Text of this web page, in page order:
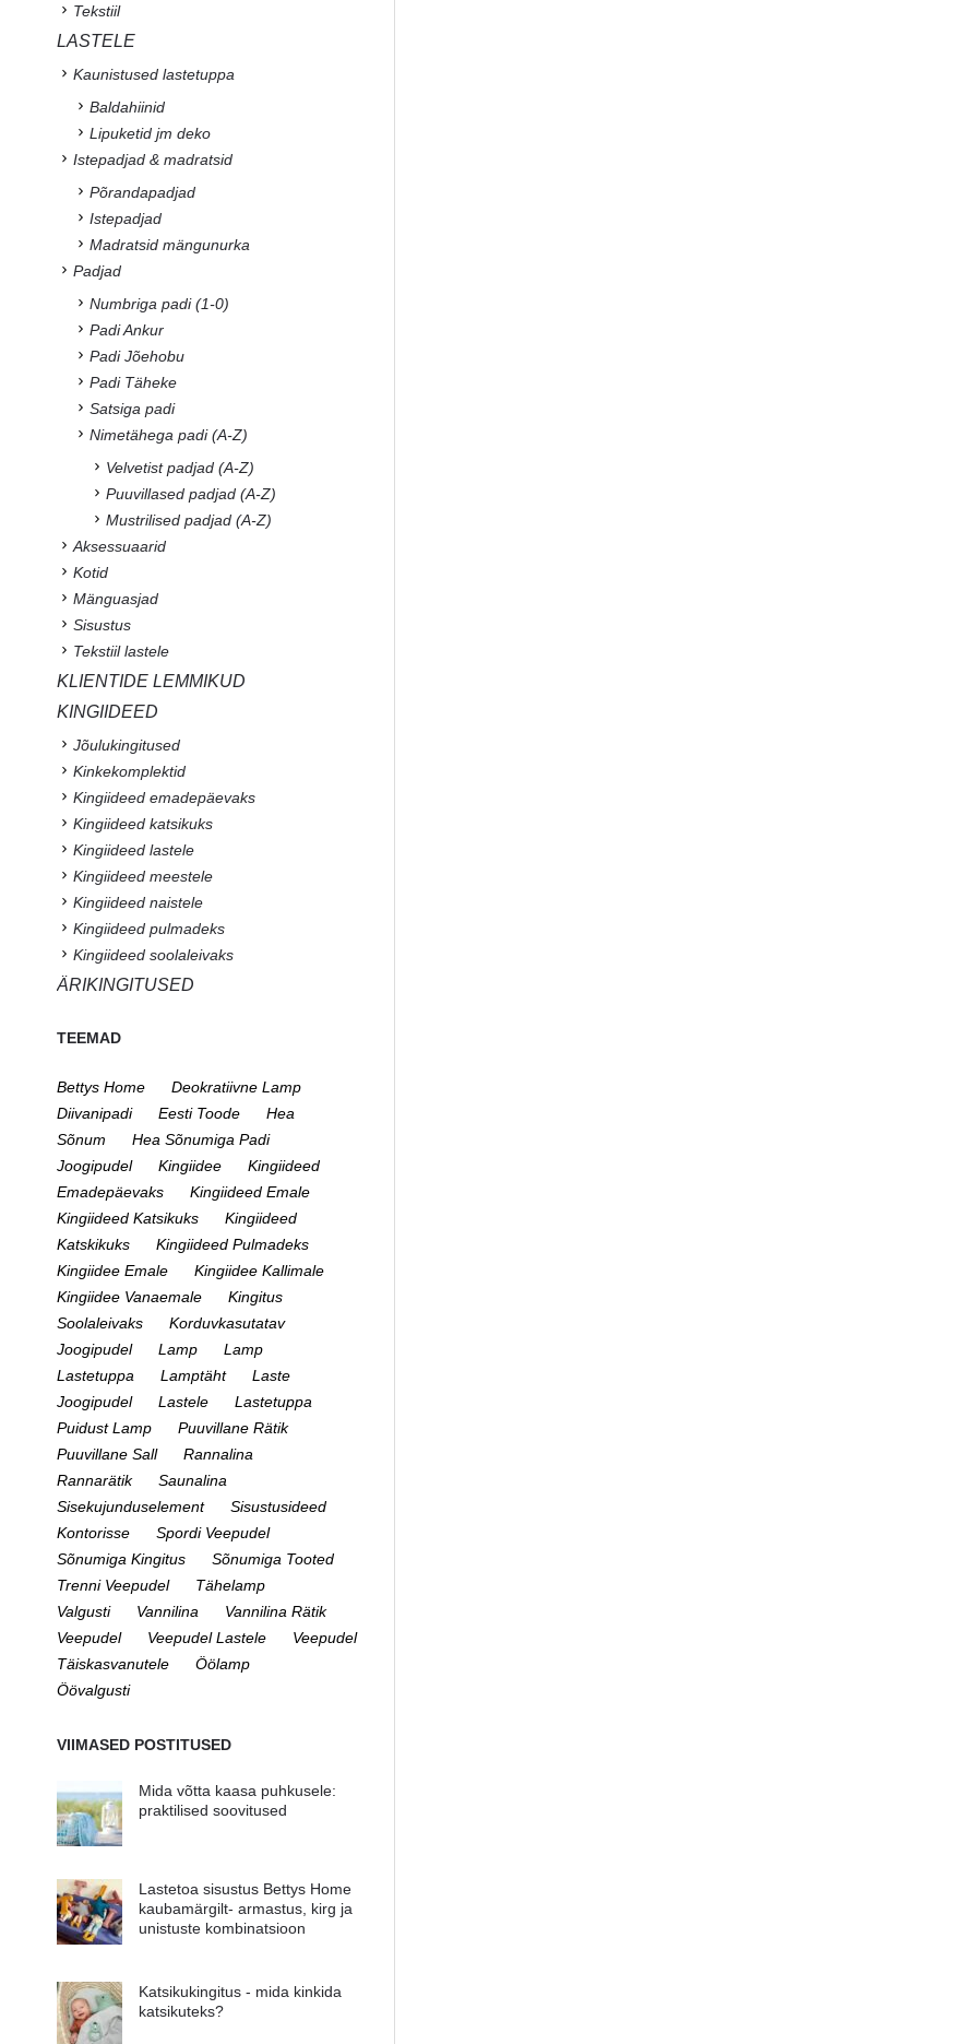
Tekstiil
LASTELE
Kaunistused lastetuppa
Baldahiinid
Lipuketid jm deko
Istepadjad & madratsid
Põrandapadjad
Istepadjad
Madratsid mängunurka
Padjad
Numbriga padi (1-0)
Padi Ankur
Padi Jõehobu
Padi Täheke
Satsiga padi
Nimetähega padi (A-Z)
Velvetist padjad (A-Z)
Puuvillased padjad (A-Z)
Mustrilised padjad (A-Z)
Aksessuaarid
Kotid
Mänguasjad
Sisustus
Tekstiil lastele
KLIENTIDE LEMMIKUD
KINGIIDEED
Jõulukingitused
Kinkekomplektid
Kingiideed emadepäevaks
Kingiideed katsikuks
Kingiideed lastele
Kingiideed meestele
Kingiideed naistele
Kingiideed pulmadeks
Kingiideed soolaleivaks
ÄRIKINGITUSED
TEEMAD
Bettys Home
Deokratiivne Lamp
Diivanipadi
Eesti Toode
Hea
Sõnum
Hea Sõnumiga Padi
Joogipudel
Kingiidee
Kingiideed
Emadepäevaks
Kingiideed Emale
Kingiideed Katsikuks
Kingiideed
Katskikuks
Kingiideed Pulmadeks
Kingiidee Emale
Kingiidee Kallimale
Kingiidee Vanaemale
Kingitus
Soolaleivaks
Korduvkasutatav
Joogipudel
Lamp
Lamp
Lastetuppa
Lamptäht
Laste
Joogipudel
Lastele
Lastetuppa
Puidust Lamp
Puuvillane Rätik
Puuvillane Sall
Rannalina
Rannarätik
Saunalina
Sisekujunduselement
Sisustusideed
Kontorisse
Spordi Veepudel
Sõnumiga Kingitus
Sõnumiga Tooted
Trenni Veepudel
Tähelamp
Valgusti
Vannilina
Vannilina Rätik
Veepudel
Veepudel Lastele
Veepudel
Täiskasvanutele
Öölamp
Öövalgusti
VIIMASED POSTITUSED
Mida võtta kaasa puhkusele:
praktilised soovitused
Lastetoa sisustus Bettys Home
kaubamärgilt- armastus, kirg ja
unistuste kombinatsioon
Katsikukingitus - mida kinkida
katsikuteks?